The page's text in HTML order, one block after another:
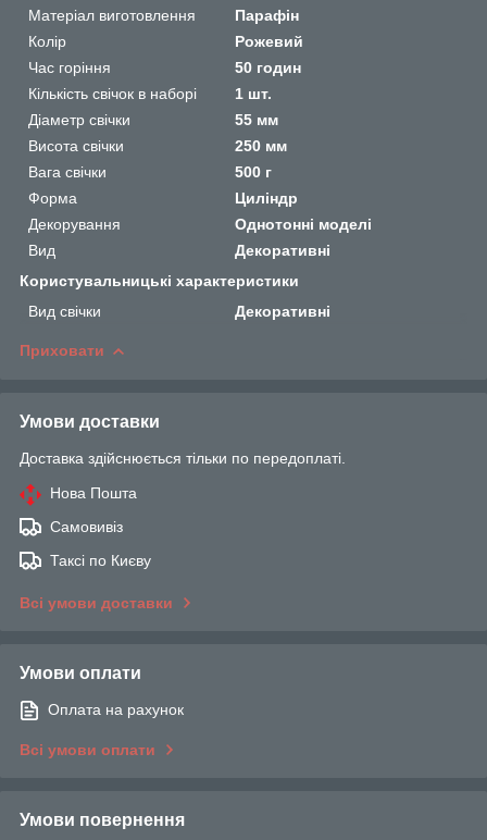
Матеріал виготовлення
Парафін
Колір
Рожевий
Час горіння
50 годин
Кількість свічок в наборі
1 шт.
Діаметр свічки
55 мм
Висота свічки
250 мм
Вага свічки
500 г
Форма
Циліндр
Декорування
Однотонні моделі
Вид
Декоративні
Користувальницькі характеристики
Вид свічки
Декоративні
Приховати
Умови доставки
Доставка здійснюється тільки по передоплаті.
Нова Пошта
Самовивіз
Таксі по Києву
Всі умови доставки
Умови оплати
Оплата на рахунок
Всі умови оплати
Умови повернення